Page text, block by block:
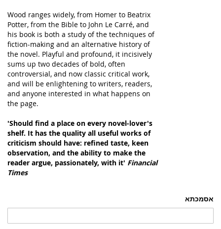
אסמכתא
Wood ranges widely, from Homer to Beatrix
Potter, from the Bible to John Le Carré, and
his book is both a study of the techniques of
fiction-making and an alternative history of
the novel. Playful and profound, it incisively
sums up two decades of bold, often
controversial, and now classic critical work,
and will be enlightening to writers, readers,
and anyone interested in what happens on
the page.
'Should find a place on every novel-lover's
shelf. It has the quality all useful works of
criticism should have: refined taste, keen
observation, and the ability to make the
reader argue, passionately, with it' Financial
Times